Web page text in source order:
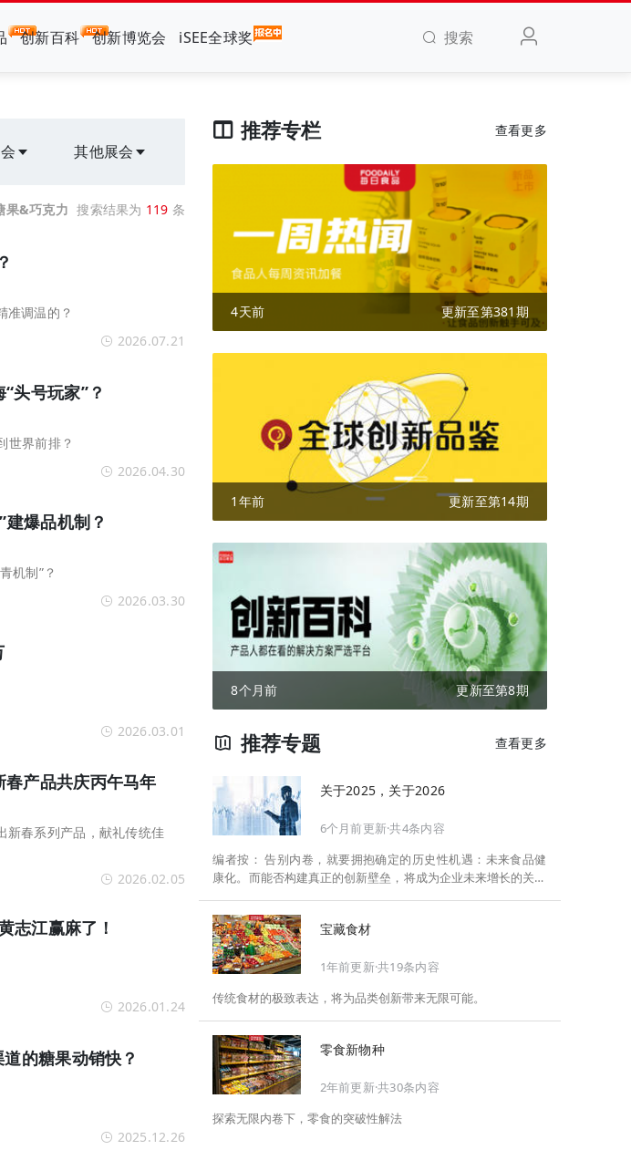
创新百科 创新博览会 iSEE全球奖 搜索
其他展会
果&巧克力 搜索结果为 119 条
准调温的？
2026.07.21
头号玩家”？
世界前排？
2026.04.30
爆品机制？
机制”？
2026.03.30
2026.03.01
产品共庆丙午马年
新春系列产品，献礼传统佳
2026.02.05
志江赢麻了！
2026.01.24
的糖果动销快？
2025.12.26
推荐专栏 查看更多
4天前 更新至第381期
1年前 更新至第14期
8个月前 更新至第8期
推荐专题 查看更多
关于2025，关于2026
6个月前更新·共4条内容
编者按： 告别内卷，就要拥抱确定的历史性机遇：未来食品健
康化。而能否构建真正的创新壁垒，将成为企业未来增长的关键
《关于2025，关于2026》，将以“创新产品”透视“未来机会”，以
全球视野探寻中国机遇、增长解法，拆解年度标杆的增长逻辑与
谋篇布局，深挖“药食同源”“低GI”“老龄营养”“清洁标签”等热门赛
道的爆品基因，从趋势预判、品类创新、未来增长机会、企业战
南。
宝藏食材
1年前更新·共19条内容
传统食材的极致表达，将为品类创新带来无限可能。
零食新物种
2年前更新·共30条内容
探索无限内卷下，零食的突破性解法